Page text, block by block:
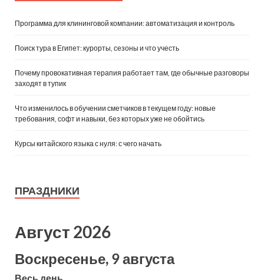
Программа для клининговой компании: автоматизация и контроль
Поиск тура в Египет: курорты, сезоны и что учесть
Почему провокативная терапия работает там, где обычные разговоры
заходят в тупик
Что изменилось в обучении сметчиков в текущем году: новые
требования, софт и навыки, без которых уже не обойтись
Курсы китайского языка с нуля: с чего начать
ПРАЗДНИКИ
Август 2026
Воскресенье, 9 августа